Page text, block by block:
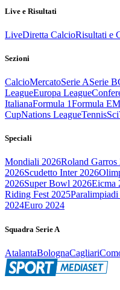
Live e Risultati
LiveDiretta CalcioRisultati e
Sezioni
CalcioMercatoSerie ASerie B
LeagueEuropa League
ItalianaFormula 1Formula E
CupNations LeagueTennisSci
Speciali
Mondiali 2026Roland Garros
2026Scudetto Inter 2026
2026Super Bowl 2026Eicma
Riding Fest 2025
2024Euro 2024
Squadra Serie A
AtalantaBolognaCagliari